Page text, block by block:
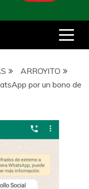
ARROYITO
por un bono de